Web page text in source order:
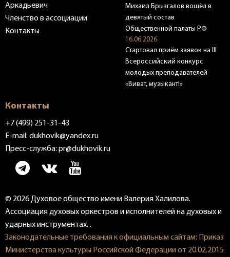
Аркадьевич
Членство в ассоциации
Контакты
Михаил Брызгалов вошёл в
девятый состав
Общественной палаты РФ
16.06.2026
Стартовал приём заявок на III
Всероссийский конкурс
молодых преподавателей
«Виват, музыкант!»
Контакты
+7 (499) 251-31-43
E-mail: dukhovik@yandex.ru
Пресс-служба: pr@dukhovik.ru
© 2026 Духовое общество имени Валерия Халилова.
Ассоциация духовых оркестров и исполнителей на духовых и
ударных инструментах. .
Законодательные требования к официальным сайтам: Приказ
Министерства культуры Российской Федерации от 20.02.2015